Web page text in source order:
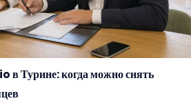
когда можно снять